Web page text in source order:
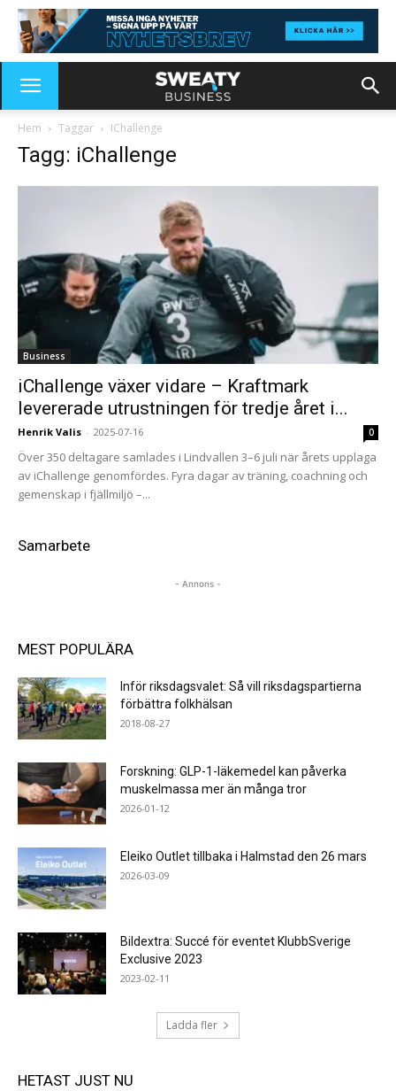
Hem Taggar IChallenge
Tagg: iChallenge
Business
iChallenge växer vidare – Kraftmark
levererade utrustningen för tredje året i...
Henrik Valis - 2025-07-16 0
Över 350 deltagare samlades i Lindvallen 3–6 juli när årets upplaga
av iChallenge genomfördes. Fyra dagar av träning, coachning och
gemenskap i fjällmiljö –...
Samarbete
- Annons -
MEST POPULÄRA
Inför riksdagsvalet: Så vill riksdagspartierna
förbättra folkhälsan
2018-08-27
Forskning: GLP-1-läkemedel kan påverka
muskelmassa mer än många tror
2026-01-12
Eleiko Outlet tillbaka i Halmstad den 26 mars
2026-03-09
Bildextra: Succé för eventet KlubbSverige
Exclusive 2023
2023-02-11
Ladda fler
HETAST JUST NU